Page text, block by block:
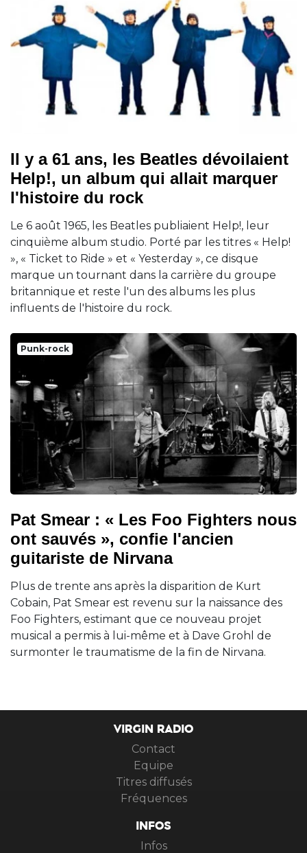
Il y a 61 ans, les Beatles dévoilaient
Help!, un album qui allait marquer
l'histoire du rock
Le 6 août 1965, les Beatles publiaient Help!, leur
cinquième album studio. Porté par les titres « Help!
», « Ticket to Ride » et « Yesterday », ce disque
marque un tournant dans la carrière du groupe
britannique et reste l'un des albums les plus
influents de l'histoire du rock.
Punk-rock
Pat Smear : « Les Foo Fighters nous
ont sauvés », confie l'ancien
guitariste de Nirvana
Plus de trente ans après la disparition de Kurt
Cobain, Pat Smear est revenu sur la naissance des
Foo Fighters, estimant que ce nouveau projet
musical a permis à lui-même et à Dave Grohl de
surmonter le traumatisme de la fin de Nirvana.
VIRGIN RADIO
Contact
Equipe
Titres diffusés
Fréquences
INFOS
Infos